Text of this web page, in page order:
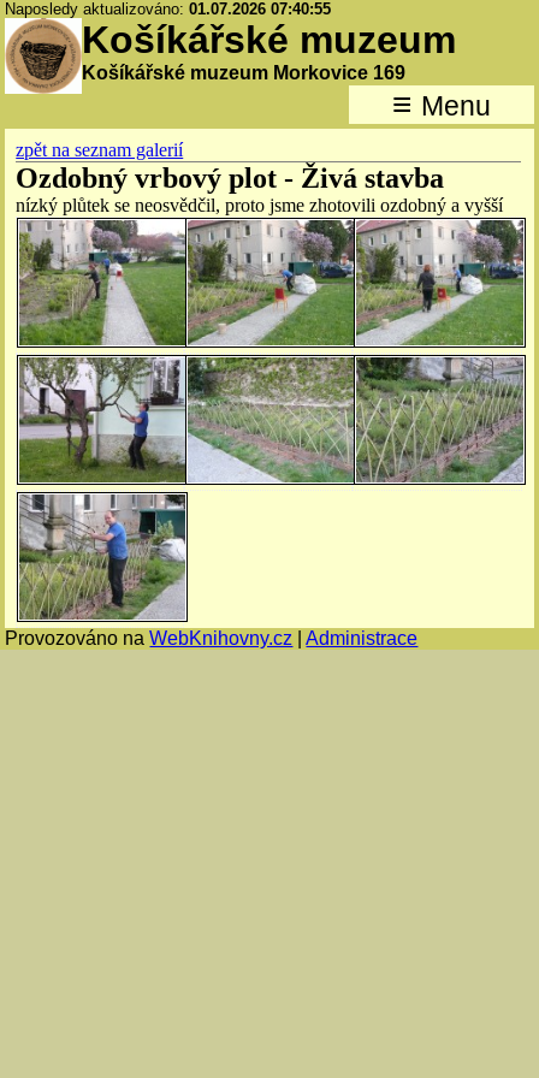
Naposledy aktualizováno:01.07.2026 07:40:55
Košíkářské muzeum
Košíkářské muzeum Morkovice 169
≡ Menu
zpět na seznam galerií
Ozdobný vrbový plot - Živá stavba
nízký plůtek se neosvědčil, proto jsme zhotovili ozdobný a vyšší
Provozováno naWebKnihovny.cz |Administrace